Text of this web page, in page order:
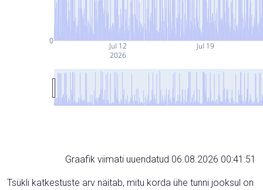
Jul 12
2026
Jul 19
0
Graafik viimati uuendatud 06.08.2026 00:41:51
Tsükli katkestuste arv näitab, mitu korda ühe tunni jooksul on